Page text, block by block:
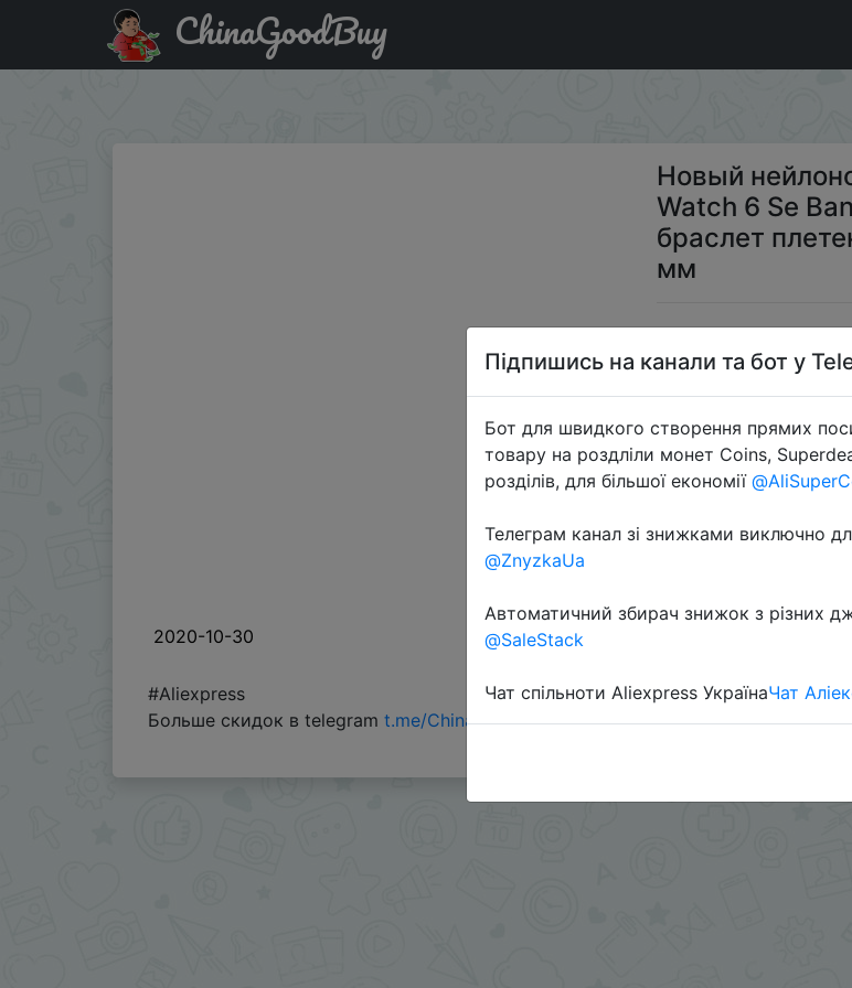
Придбати по знижці Новый нейлоновый эластичный ремень для Apple Watch 6 Se Band для
ChinaGoodBuy
2020-10-30
Новый
Watch 6 Se
браслет
мм
#Aliexpress
Больше скидок в telegram t.me/ChinaGoodBuy
Підпишись на канали та бот у
Бот для швидкого створення прямих
товару на роздліли монет Coins,
розділів, для більшої економії
Телеграм канал зі знижками виключно
@ZnyzkaUa
Автоматичний збирач знижок з різних
@SaleStack
Чат спільноти Aliexpress УкраїнаЧат